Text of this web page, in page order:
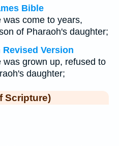
Bible
was come to years,
of Pharaoh's daughter;
Revised Version
grown up, refused to
daughter;
Scripture)